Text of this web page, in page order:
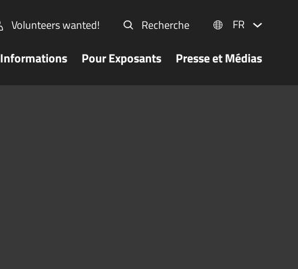
Volunteers wanted! Recherche FR
Informations Pour Exposants Presse et Médias